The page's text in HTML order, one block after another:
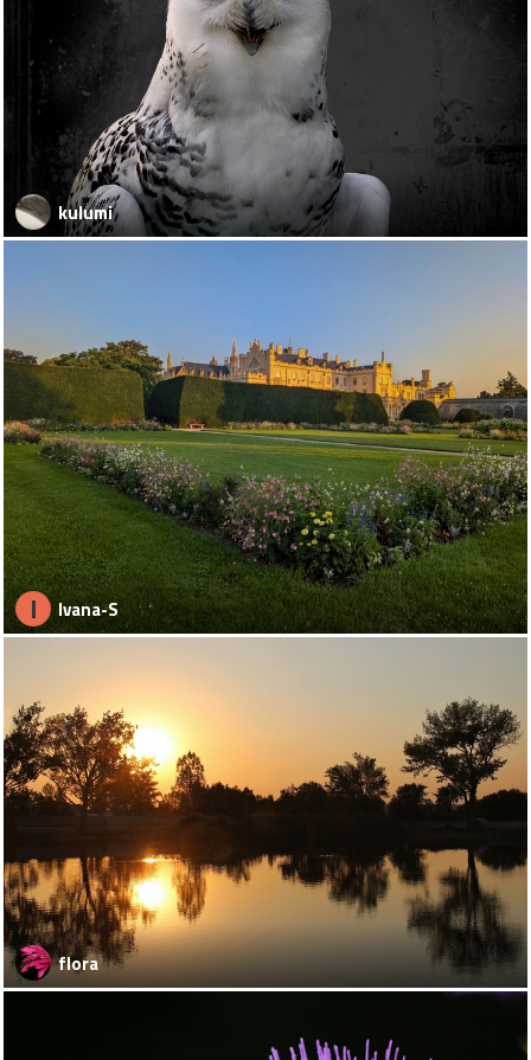
kulumi
I Ivana-S
flora